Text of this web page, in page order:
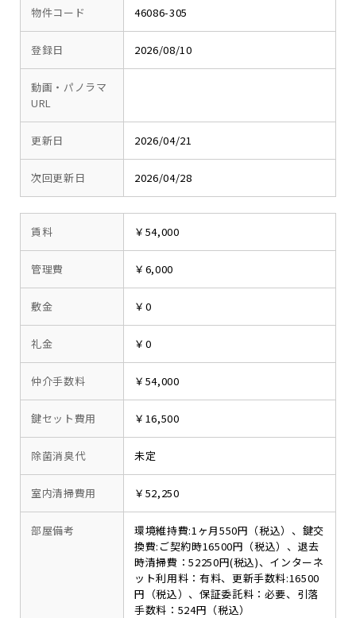
物件コード 46086-305
登録日 2026/08/10
動画・パノラマ
URL
更新日 2026/04/21
次回更新日 2026/04/28
賃料 ￥54,000
管理費 ￥6,000
敷金 ￥0
礼金 ￥0
仲介手数料 ￥54,000
鍵セット費用 ￥16,500
除菌消臭代 未定
室内清掃費用 ￥52,250
部屋備考
環境維持費:1ヶ月550円（税込）、鍵交
換費:ご契約時16500円（税込）、退去
時清掃費：52250円(税込)、インターネ
ット利用料：有料、更新手数料:16500
円（税込）、保証委託料：必要、引落
手数料：524円（税込）